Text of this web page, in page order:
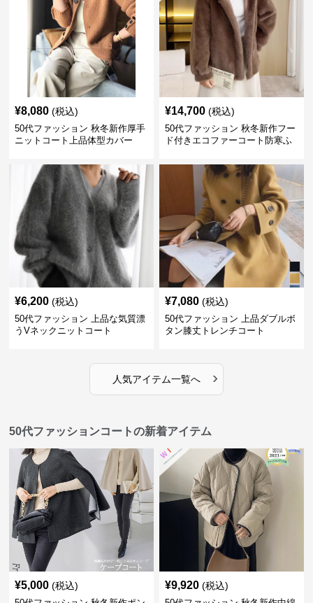
¥8,080 (税込)
50代ファッション 秋冬新作厚手
ニットコート上品体型カバー
¥14,700 (税込)
50代ファッション 秋冬新作フー
ド付きエコファーコート防寒ふ
¥6,200 (税込)
50代ファッション 上品な気質漂
うVネックニットコート
¥7,080 (税込)
50代ファッション 上品ダブルボ
タン膝丈トレンチコート
人気アイテム一覧へ ›
50代ファッションコートの新着アイテム
¥5,000 (税込) ¥9,920 (税込)